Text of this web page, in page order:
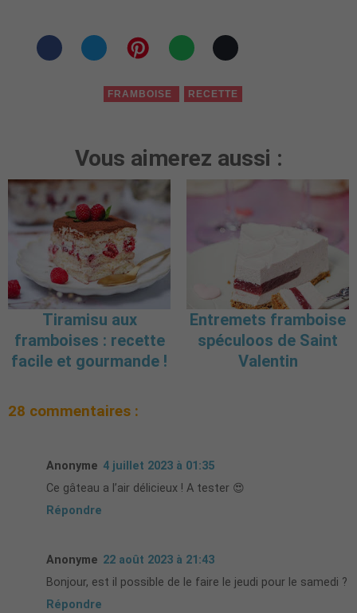
FRAMBOISE RECETTE
Vous aimerez aussi :
Tiramisu aux
framboises : recette
facile et gourmande !
Entremets framboise
spéculoos de Saint
Valentin
28 commentaires :
Anonyme 4 juillet 2023 à 01:35
Ce gâteau a l’air délicieux ! A tester 😍
Répondre
Anonyme 22 août 2023 à 21:43
Bonjour, est il possible de le faire le jeudi pour le samedi ?
Répondre